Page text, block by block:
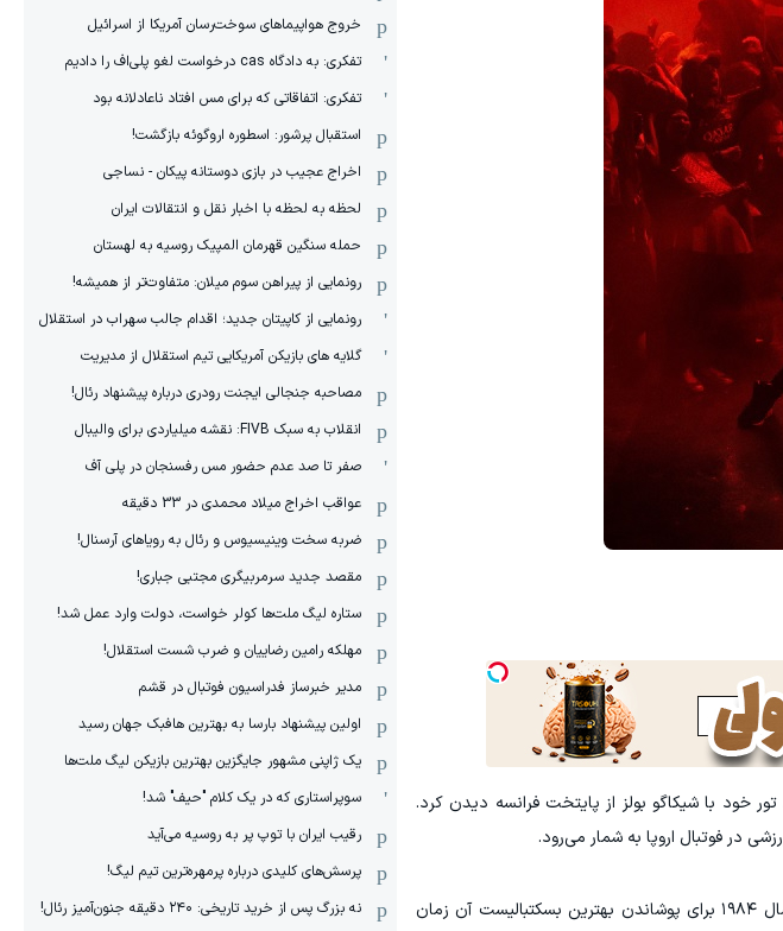
زمانی که ایر در جریان تور خود با شیکاگو بولز از پایتخت فرانسه دیدن کرد.
در فوتبال اروپا به شمار می‌رود.
در سال ۲۰۱۸ تغییری در این رابطه اعلام شد که شامل جردن برند، برندی بود که نایکی در سال ۱۹۸۴ برای پوشاندن بهترین بسکتبالیست آن زمان
خروج هواپیماهای سوخت‌رسان آمریکا از اسرائیل
تفکری: به دادگاه cas درخواست لغو پلی‌اف را دادیم
تفکری: اتفاقاتی که برای مس افتاد ناعادلانه بود
استقبال پرشور: اسطوره اروگوئه بازگشت!
اخراج عجیب در بازی دوستانه پیکان - نساجی
لحظه به لحظه با اخبار نقل و انتقالات ایران
حمله سنگین قهرمان المپیک روسیه به لهستان
رونمایی از پیراهن سوم میلان: متفاوت‌تر از همیشه!
رونمایی از کاپیتان جدید؛ اقدام جالب سهراب در استقلال
گلایه های بازیکن آمریکایی تیم استقلال از مدیریت
مصاحبه جنجالی ایجنت رودری درباره پیشنهاد رئال!
انقلاب به سبک FIVB: نقشه میلیاردی برای والیبال
صفر تا صد عدم حضور مس رفسنجان در پلی آف
عواقب اخراج میلاد محمدی در 33 دقیقه
ضربه سخت وینیسیوس و رئال به رویاهای آرسنال!
مقصد جدید سرمربیگری مجتبی جباری!
ستاره لیگ ملت‌ها کولر خواست، دولت وارد عمل شد!
مهلکه رامین رضاییان و ضرب شست استقلال!
مدیر خبرساز فدراسیون فوتبال در قشم
اولین پیشنهاد بارسا به بهترین هافبک جهان رسید
یک ژاپنی مشهور جایگزین بهترین بازیکن لیگ ملت‌ها
سوپراستاری که در یک کلام "حیف" شد!
رقیب ایران با توپ پر به روسیه می‌آید
پرسش‌های کلیدی درباره پرمهره‌ترین تیم لیگ!
نه بزرگ پس از خرید تاریخی: ۲۴۰ دقیقه جنون‌آمیز رئال!